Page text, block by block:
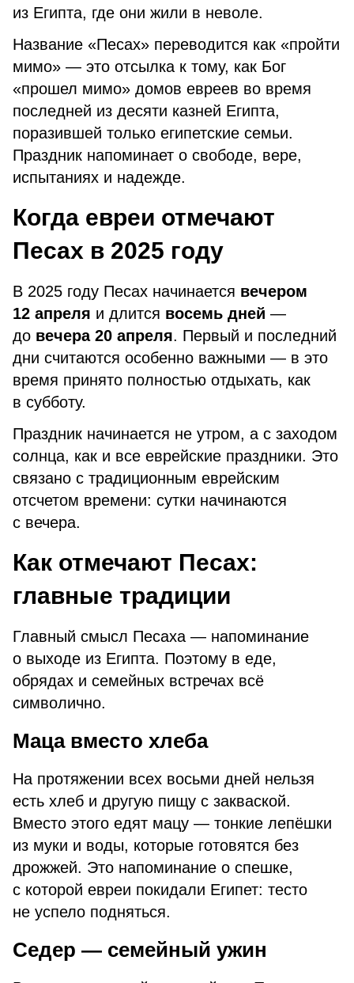
из Египта, где они жили в неволе.
Название «Песах» переводится как «пройти
мимо» — это отсылка к тому, как Бог
«прошел мимо» домов евреев во время
последней из десяти казней Египта,
поразившей только египетские семьи.
Праздник напоминает о свободе, вере,
испытаниях и надежде.
Когда евреи отмечают
Песах в 2025 году
В 2025 году Песах начинается вечером
12 апреля и длится восемь дней —
до вечера 20 апреля. Первый и последний
дни считаются особенно важными — в это
время принято полностью отдыхать, как
в субботу.
Праздник начинается не утром, а с заходом
солнца, как и все еврейские праздники. Это
связано с традиционным еврейским
отсчетом времени: сутки начинаются
с вечера.
Как отмечают Песах:
главные традиции
Главный смысл Песаха — напоминание
о выходе из Египта. Поэтому в еде,
обрядах и семейных встречах всё
символично.
Маца вместо хлеба
На протяжении всех восьми дней нельзя
есть хлеб и другую пищу с закваской.
Вместо этого едят мацу — тонкие лепёшки
из муки и воды, которые готовятся без
дрожжей. Это напоминание о спешке,
с которой евреи покидали Египет: тесто
не успело подняться.
Седер — семейный ужин